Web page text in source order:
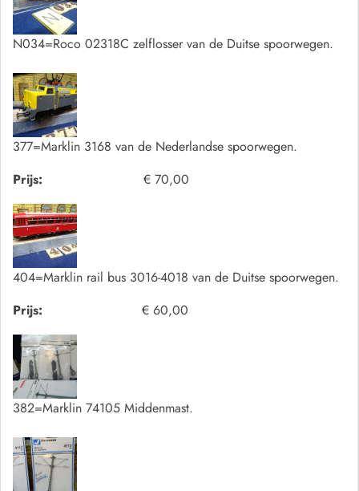
N034=Roco 02318C zelflosser van de Duitse spoorwegen.
377=Marklin 3168 van de Nederlandse spoorwegen.
Prijs:
€ 70,00
404=Marklin rail bus 3016-4018 van de Duitse spoorwegen.
Prijs:
€ 60,00
382=Marklin 74105 Middenmast.